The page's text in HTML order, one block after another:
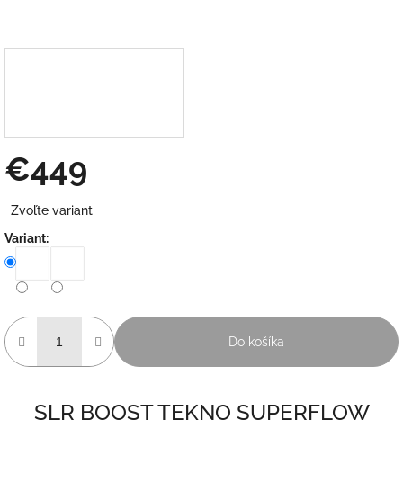
€449
cena:
Zvoľte variant
Variant:
Do košíka
SLR BOOST TEKNO SUPERFLOW